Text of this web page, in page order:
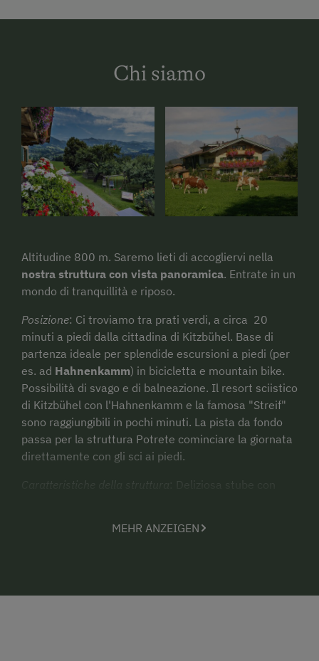
Chi siamo
Altitudine 800 m. Saremo lieti di accogliervi nella
nostra struttura con vista panoramica. Entrate in un
mondo di tranquillità e riposo.
Posizione: Ci troviamo tra prati verdi, a circa 20
minuti a piedi dalla cittadina di Kitzbühel. Base di
partenza ideale per splendide escursioni a piedi (per
es. ad Hahnenkamm) in bicicletta e mountain bike.
Possibilità di svago e di balneazione. Il resort sciistico
di Kitzbühel con l'Hahnenkamm e la famosa "Streif"
sono raggiungibili in pochi minuti. La pista da fondo
passa per la struttura Potrete cominciare la giornata
direttamente con gli sci ai piedi.
Caratteristiche della struttura
: Deliziosa stube con
palla, ping pong, barbecue. Vi offriamo latte fresco,
MEHR ANZEIGEN